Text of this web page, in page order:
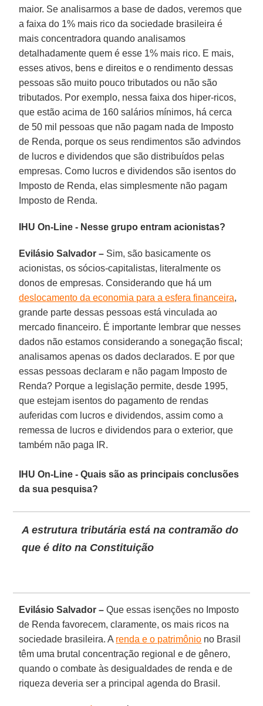
maior. Se analisarmos a base de dados, veremos que
a faixa do 1% mais rico da sociedade brasileira é
mais concentradora quando analisamos
detalhadamente quem é esse 1% mais rico. E mais,
esses ativos, bens e direitos e o rendimento dessas
pessoas são muito pouco tributados ou não são
tributados. Por exemplo, nessa faixa dos hiper-ricos,
que estão acima de 160 salários mínimos, há cerca
de 50 mil pessoas que não pagam nada de Imposto
de Renda, porque os seus rendimentos são advindos
de lucros e dividendos que são distribuídos pelas
empresas. Como lucros e dividendos são isentos do
Imposto de Renda, elas simplesmente não pagam
Imposto de Renda.
IHU On-Line - Nesse grupo entram acionistas?
Evilásio Salvador – Sim, são basicamente os
acionistas, os sócios-capitalistas, literalmente os
donos de empresas. Considerando que há um
deslocamento da economia para a esfera financeira,
grande parte dessas pessoas está vinculada ao
mercado financeiro. É importante lembrar que nesses
dados não estamos considerando a sonegação fiscal;
analisamos apenas os dados declarados. E por que
essas pessoas declaram e não pagam Imposto de
Renda? Porque a legislação permite, desde 1995,
que estejam isentos do pagamento de rendas
auferidas com lucros e dividendos, assim como a
remessa de lucros e dividendos para o exterior, que
também não paga IR.
IHU On-Line - Quais são as principais conclusões
da sua pesquisa?
A estrutura tributária está na contramão do
que é dito na Constituição
Evilásio Salvador – Que essas isenções no Imposto
de Renda favorecem, claramente, os mais ricos na
sociedade brasileira. A renda e o patrimônio no Brasil
têm uma brutal concentração regional e de gênero,
quando o combate às desigualdades de renda e de
riqueza deveria ser a principal agenda do Brasil.